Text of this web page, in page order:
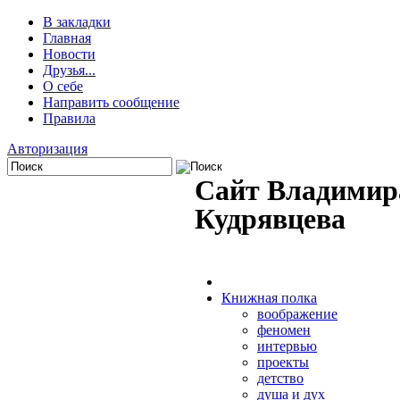
В закладки
Главная
Новости
Друзья...
О себе
Направить сообщение
Правила
Авторизация
Сайт
Кудрявцева
Книжная полка
воображение
феномен
интервью
проекты
детство
душа и дух